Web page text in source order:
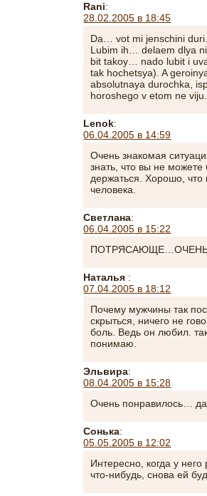
Rani:
28.02.2005 в 18:45
Da… vot mi jenschini
Lubim ih… delaem dlya
bit takoy… nado lubit i
tak hochetsya). A
absolutnaya durochka,
horoshego v etom ne
Lenok:
06.04.2005 в 14:59
Очень знакомая
знать, что вы не
держаться. Хорошо,
человека.
Светлана:
06.04.2005 в 15:22
Наталья :
07.04.2005 в 18:12
Почему мужчины так
скрыться, ничего не
боль. Ведь он любил.
понимаю.
Эльвира:
08.04.2005 в 15:28
Очень понравилось…
Сонька:
05.05.2005 в 12:02
Интересно, когда у
что-нибудь, снова ей